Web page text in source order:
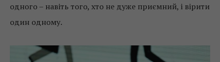
одного – навіть того, хто не дуже приємний, і вірити
один одному.